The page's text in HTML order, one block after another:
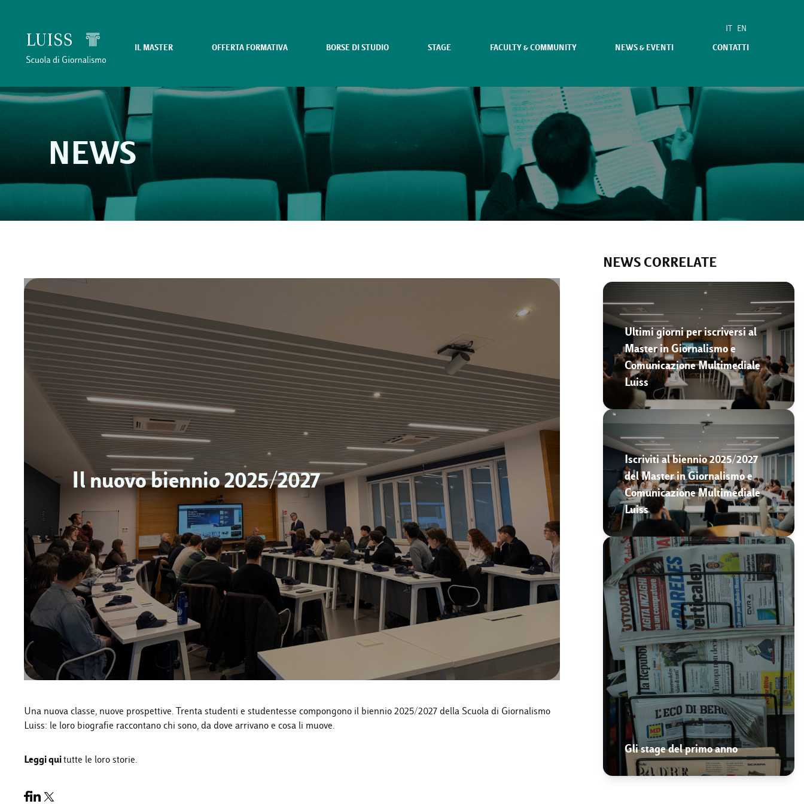
IT EN
IL MASTER
OFFERTA FORMATIVA BORSE DI STUDIO STAGE FACULTY & COMMUNITY NEWS & EVENTI CONTATTI
NEWS
Il nuovo biennio 2025/2027
Una nuova classe, nuove prospettive. Trenta studenti e studentesse compongono il biennio 2025/2027 della Scuola di Giornalismo
Luiss: le loro biografie raccontano chi sono, da dove arrivano e cosa li muove.
Leggi quitutte le loro storie.
NEWS CORRELATE
Ultimi giorni per iscriversi al
Master in Giornalismo e
Comunicazione Multimediale
Luiss
Iscriviti al biennio 2025/2027
del Master in Giornalismo e
Comunicazione Multimediale
Luiss
Gli stage del primo anno